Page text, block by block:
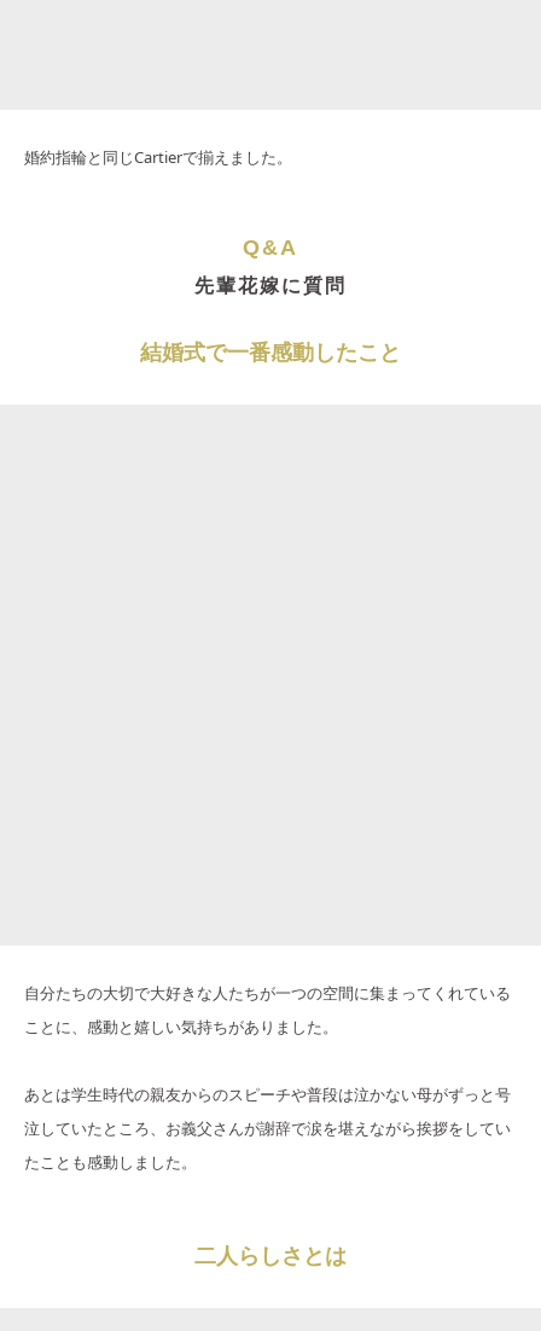
婚約指輪と同じCartierで揃えました。
Q&A
先輩花嫁に質問
結婚式で一番感動したこと
自分たちの大切で大好きな人たちが一つの空間に集まってくれている
ことに、感動と嬉しい気持ちがありました。
あとは学生時代の親友からのスピーチや普段は泣かない母がずっと号
泣していたところ、お義父さんが謝辞で涙を堪えながら挨拶をしてい
たことも感動しました。
二人らしさとは